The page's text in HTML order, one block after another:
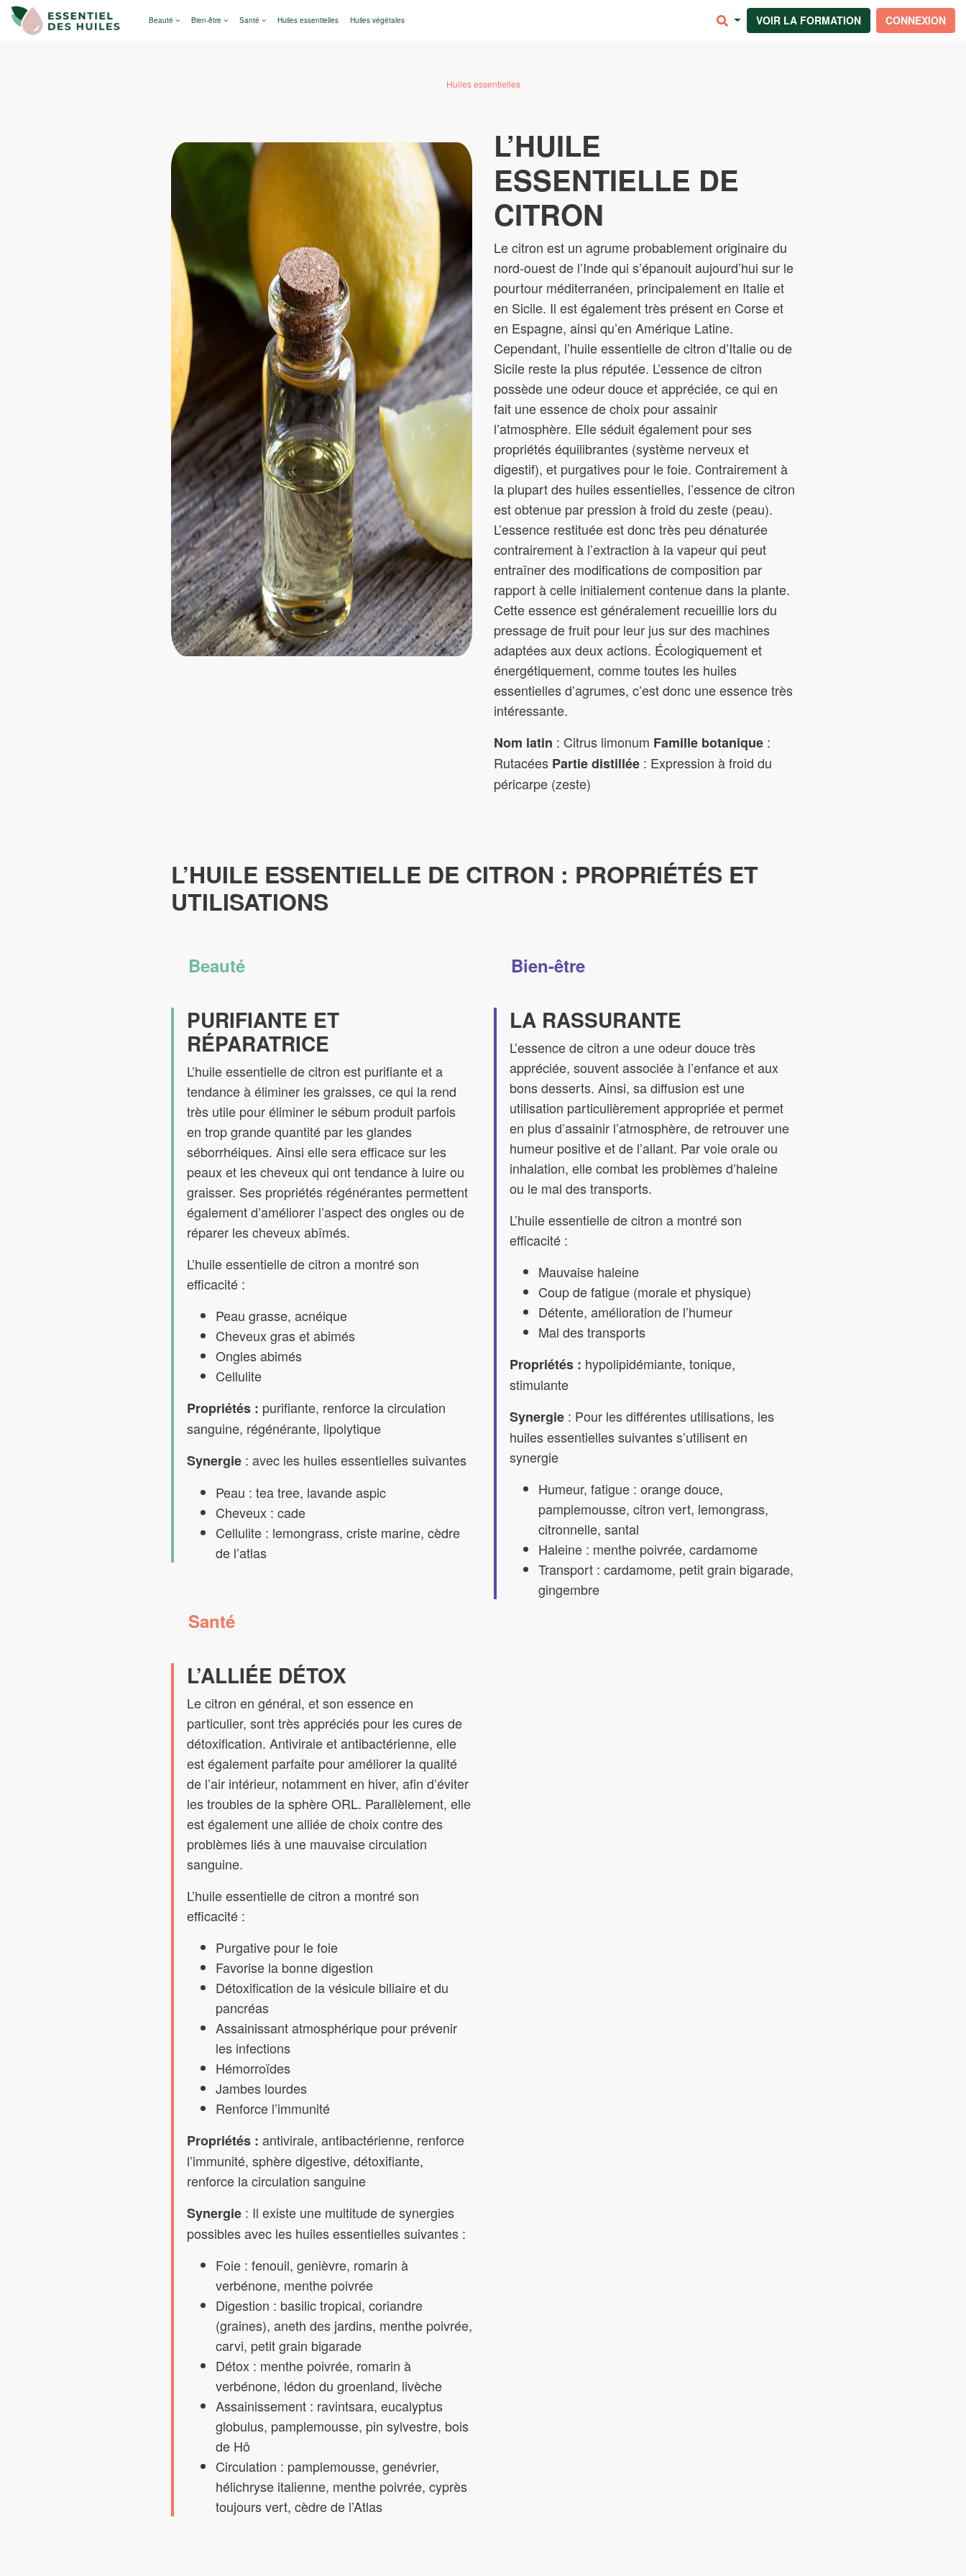
Beauté Bien-être Santé Huiles essentielles Huiles végétales VOIR LA FORMATION CONNEXION
Huiles essentielles
L’HUILE
ESSENTIELLE DE
CITRON
Le citron est un agrume probablement originaire du
nord-ouest de l’Inde qui s’épanouit aujourd’hui sur le
pourtour méditerranéen, principalement en Italie et
en Sicile. Il est également très présent en Corse et
en Espagne, ainsi qu’en Amérique Latine.
Cependant, l’huile essentielle de citron d’Italie ou de
Sicile reste la plus réputée. L’essence de citron
possède une odeur douce et appréciée, ce qui en
fait une essence de choix pour assainir
l’atmosphère. Elle séduit également pour ses
propriétés équilibrantes (système nerveux et
digestif), et purgatives pour le foie. Contrairement à
la plupart des huiles essentielles, l’essence de citron
est obtenue par pression à froid du zeste (peau).
L’essence restituée est donc très peu dénaturée
contrairement à l’extraction à la vapeur qui peut
entraîner des modifications de composition par
rapport à celle initialement contenue dans la plante.
Cette essence est généralement recueillie lors du
pressage de fruit pour leur jus sur des machines
adaptées aux deux actions. Écologiquement et
énergétiquement, comme toutes les huiles
essentielles d’agrumes, c’est donc une essence très
intéressante.
Nom latin : Citrus limonum Famille botanique :
Rutacées Partie distillée : Expression à froid du
péricarpe (zeste)
L’HUILE ESSENTIELLE DE CITRON : PROPRIÉTÉS ET
UTILISATIONS
Beauté
PURIFIANTE ET
RÉPARATRICE
L’huile essentielle de citron est purifiante et a
tendance à éliminer les graisses, ce qui la rend
très utile pour éliminer le sébum produit parfois
en trop grande quantité par les glandes
séborrhéiques. Ainsi elle sera efficace sur les
peaux et les cheveux qui ont tendance à luire ou
graisser. Ses propriétés régénérantes permettent
également d’améliorer l’aspect des ongles ou de
réparer les cheveux abîmés.
L’huile essentielle de citron a montré son
efficacité :
Peau grasse, acnéique
Cheveux gras et abimés
Ongles abimés
Cellulite
Propriétés : purifiante, renforce la circulation
sanguine, régénérante, lipolytique
Synergie : avec les huiles essentielles suivantes
Peau : tea tree, lavande aspic
Cheveux : cade
Cellulite : lemongrass, criste marine, cèdre
de l’atlas
Bien-être
LA RASSURANTE
L’essence de citron a une odeur douce très
appréciée, souvent associée à l’enfance et aux
bons desserts. Ainsi, sa diffusion est une
utilisation particulièrement appropriée et permet
en plus d’assainir l’atmosphère, de retrouver une
humeur positive et de l’allant. Par voie orale ou
inhalation, elle combat les problèmes d’haleine
ou le mal des transports.
L’huile essentielle de citron a montré son
efficacité :
Mauvaise haleine
Coup de fatigue (morale et physique)
Détente, amélioration de l’humeur
Mal des transports
Propriétés : hypolipidémiante, tonique,
stimulante
Synergie : Pour les différentes utilisations, les
huiles essentielles suivantes s’utilisent en
synergie
Humeur, fatigue : orange douce,
pamplemousse, citron vert, lemongrass,
citronnelle, santal
Haleine : menthe poivrée, cardamome
Transport : cardamome, petit grain bigarade,
gingembre
Santé
L’ALLIÉE DÉTOX
Le citron en général, et son essence en
particulier, sont très appréciés pour les cures de
détoxification. Antivirale et antibactérienne, elle
est également parfaite pour améliorer la qualité
de l’air intérieur, notamment en hiver, afin d’éviter
les troubles de la sphère ORL. Parallèlement, elle
est également une alliée de choix contre des
problèmes liés à une mauvaise circulation
sanguine.
L’huile essentielle de citron a montré son
efficacité :
Purgative pour le foie
Favorise la bonne digestion
Détoxification de la vésicule biliaire et du
pancréas
Assainissant atmosphérique pour prévenir
les infections
Hémorroïdes
Jambes lourdes
Renforce l’immunité
Propriétés : antivirale, antibactérienne, renforce
l’immunité, sphère digestive, détoxifiante,
renforce la circulation sanguine
Synergie : Il existe une multitude de synergies
possibles avec les huiles essentielles suivantes :
Foie : fenouil, genièvre, romarin à
verbénone, menthe poivrée
Digestion : basilic tropical, coriandre
(graines), aneth des jardins, menthe poivrée,
carvi, petit grain bigarade
Détox : menthe poivrée, romarin à
verbénone, lédon du groenland, livèche
Assainissement : ravintsara, eucalyptus
globulus, pamplemousse, pin sylvestre, bois
de Hô
Circulation : pamplemousse, genévrier,
hélichryse italienne, menthe poivrée, cyprès
toujours vert, cèdre de l’Atlas